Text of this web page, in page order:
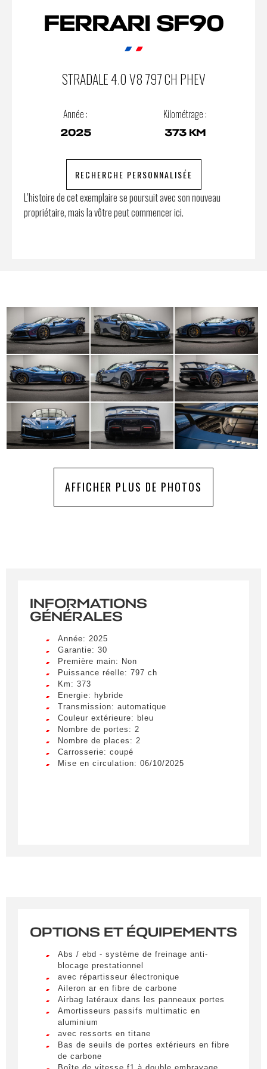
FERRARI SF90
STRADALE 4.0 V8 797 CH PHEV
Année :
2025
Kilométrage :
373 KM
RECHERCHE PERSONNALISÉE
L’histoire de cet exemplaire se poursuit avec son nouveau
propriétaire, mais la vôtre peut commencer ici.
Remplissez le formulaire ci-dessous pour recevoir
une notification par e-mail dès qu’un véhicule
correspondant à vos critères sera disponible.
Civilité *
M.
LIVRAISON PARTOUT EN
FRANCE
AFFICHER PLUS DE PHOTOS
INFORMATIONS
GÉNÉRALES
Année: 2025
Garantie: 30
Première main: Non
Puissance réelle: 797 ch
Km: 373
Energie: hybride
Transmission: automatique
Couleur extérieure: bleu
Nombre de portes: 2
Nombre de places: 2
Carrosserie: coupé
Mise en circulation: 06/10/2025
OPTIONS ET ÉQUIPEMENTS
Abs / ebd - système de freinage anti-
blocage prestationnel
avec répartisseur électronique
Aileron ar en fibre de carbone
Airbag latéraux dans les panneaux portes
Amortisseurs passifs multimatic en
aluminium
avec ressorts en titane
Bas de seuils de portes extérieurs en fibre
de carbone